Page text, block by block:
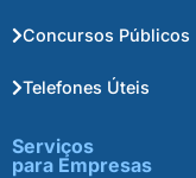
Concursos Públicos
Telefones Úteis
Serviços
para Empresas